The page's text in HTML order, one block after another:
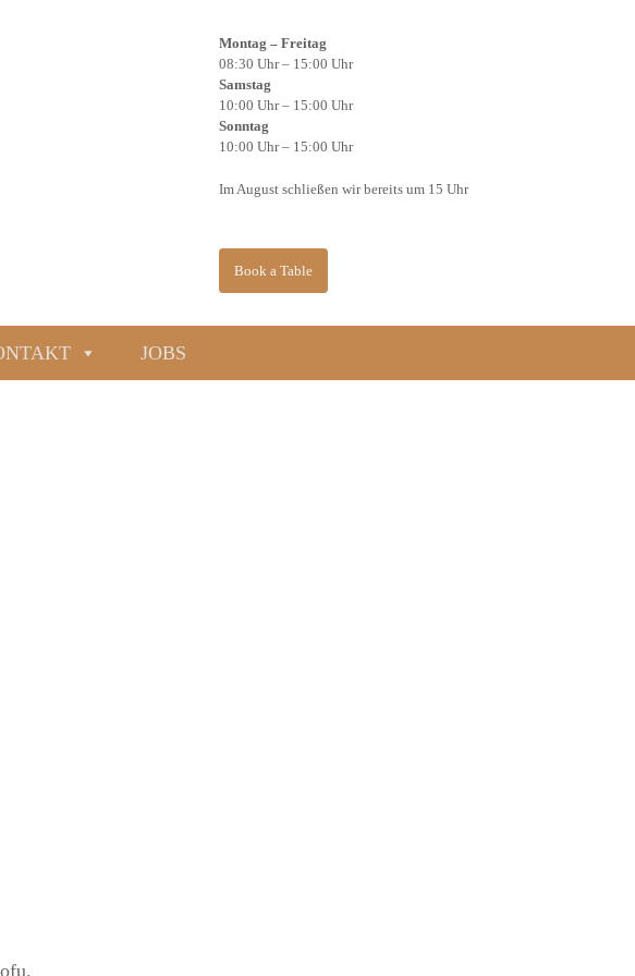
Montag – Freitag
08:30 Uhr – 15:00 Uhr
Samstag
10:00 Uhr – 15:00 Uhr
Sonntag
10:00 Uhr – 15:00 Uhr
Im August schließen wir bereits um 15 Uhr
Book a Table
JOBS